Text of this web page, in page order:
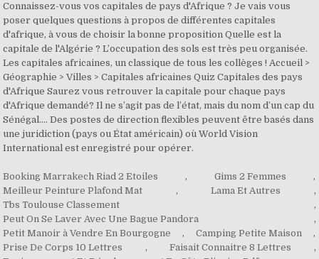
Connaissez-vous vos capitales de pays d'Afrique ? Je vais vous
poser quelques questions à propos de différentes capitales
d'afrique, à vous de choisir la bonne proposition Quelle est la
capitale de l'Algérie ? L’occupation des sols est très peu organisée.
Les capitales africaines, un classique de tous les collèges ! Accueil >
Géographie > Villes > Capitales africaines Quiz Capitales des pays
d'Afrique Saurez vous retrouver la capitale pour chaque pays
d'Afrique demandé? Il ne s’agit pas de l’état, mais du nom d’un cap du
Sénégal…. Des postes de direction flexibles peuvent être basés dans
une juridiction (pays ou État américain) où World Vision
International est enregistré pour opérer.
Booking Marrakech Riad 2 Etoiles , Gims 2 Femmes
,
Meilleur Peinture Plafond Mat
, Lama Et Autres
,
Tbs Toulouse Classement
,
Peut On Se Laver Avec Une Bague Pandora
,
Petit Manoir à Vendre En Bourgogne
, Camping Petite Maison
,
Prise De Corps 10 Lettres
, Faisait Connaitre 8 Lettres
,